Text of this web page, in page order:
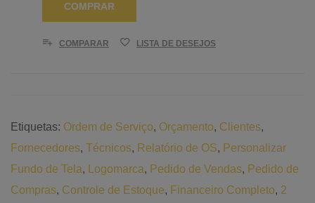
COMPRAR
COMPARAR LISTA DE DESEJOS
Etiquetas: Ordem de Serviço, Orçamento, Clientes,
Fornecedores, Técnicos, Relatório de OS, Personalizar
Fundo de Tela, Logomarca, Pedido de Vendas, Pedido de
Compras, Controle de Estoque, Financeiro Completo, 2